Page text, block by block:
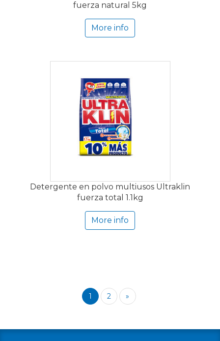
fuerza natural 5kg
More info
Detergente en polvo multiusos Ultraklin
fuerza total 1.1kg
More info
1 2 »